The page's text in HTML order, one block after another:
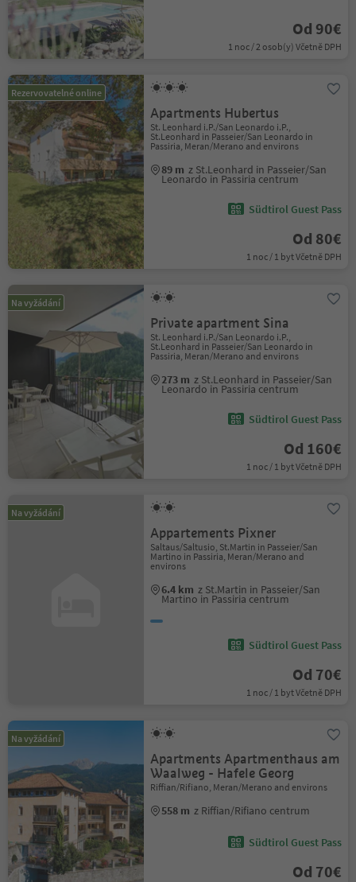
Od 90€
1 noc / 2 osob(y) Včetně DPH
Rezervovatelné online
Apartments Hubertus
St. Leonhard i.P./San Leonardo i.P.,
St.Leonhard in Passeier/San Leonardo in
Passiria, Meran/Merano and environs
89 m z St.Leonhard in Passeier/San
Leonardo in Passiria centrum
Südtirol Guest Pass
Od 80€
1 noc / 1 byt Včetně DPH
Na vyžádání
Private apartment Sina
St. Leonhard i.P./San Leonardo i.P.,
St.Leonhard in Passeier/San Leonardo in
Passiria, Meran/Merano and environs
273 m z St.Leonhard in Passeier/San
Leonardo in Passiria centrum
Südtirol Guest Pass
Od 160€
1 noc / 1 byt Včetně DPH
Na vyžádání
Appartements Pixner
Saltaus/Saltusio, St.Martin in Passeier/San
Martino in Passiria, Meran/Merano and
environs
6.4 km z St.Martin in Passeier/San
Martino in Passiria centrum
Südtirol Guest Pass
Od 70€
1 noc / 1 byt Včetně DPH
Na vyžádání
Apartments Apartmenthaus am
Waalweg - Hafele Georg
Riffian/Rifiano, Meran/Merano and environs
558 m z Riffian/Rifiano centrum
Südtirol Guest Pass
Od 70€